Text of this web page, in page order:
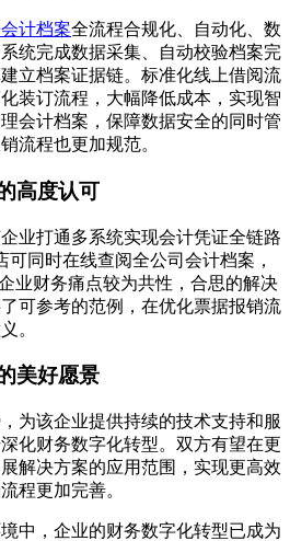
计档案全流程合规化、自动化、数
统完成数据采集、自动校验档案完
立档案证据链。标准化线上借阅流
装订流程，大幅降低成本，实现智
会计档案，保障数据安全的同时管
流程也更加规范。
高度认可
业打通多系统实现会计凭证全链路
可同时在线查阅全公司会计档案，
业财务痛点较为共性，合思的解决
可参考的范例，在优化票据报销流
。
美好愿景
为该企业提供持续的技术支持和服
化财务数字化转型。双方有望在更
解决方案的应用范围，实现更高效
程更加完善。
中，企业的财务数字化转型已成为